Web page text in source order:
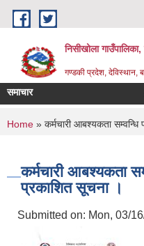
Skip to main content
निसीखोला गाउँपालिका,
गण्डकी प्रदेश, देविस्थान,
समाचार
You are here
Home » कर्मचारी आबश्यकता
कर्मचारी आबश्यकता
प्रकाशित सूचना ।
Submitted on: Mon, 03/